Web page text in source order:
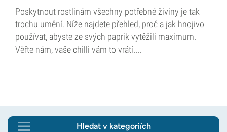
Poskytnout rostlinám všechny potřebné živiny je tak
trochu umění. Níže najdete přehled, proč a jak hnojivo
používat, abyste ze svých paprik vytěžili maximum.
Věřte nám, vaše chilli vám to vrátí....
Hledat v kategoriích